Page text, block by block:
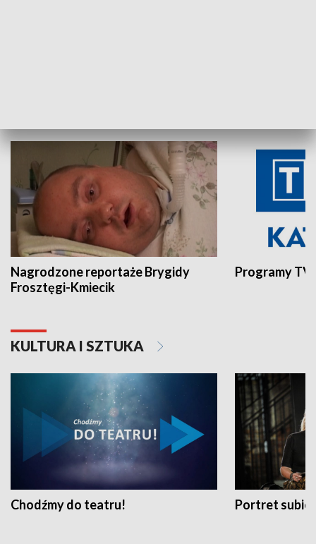
Nagrodzone reportaże Brygidy
Frosztęgi-Kmiecik
Programy
KULTURA I SZTUKA
Chodźmy do teatru! Portret